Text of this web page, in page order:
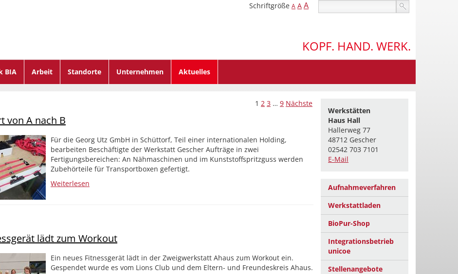
Schriftgröße A A A
KOPF. HAND. WERK.
BIA Arbeit Standorte Unternehmen Aktuelles
1 2 3 … 9 Nächste
von A nach B
Für die Georg Utz GmbH in Schüttorf, Teil einer internationalen Holding,
bearbeiten Beschäftigte der Werkstatt Gescher Aufträge in zwei
Fertigungsbereichen: An Nähmaschinen und im Kunststoffspritzguss werden
Zubehörteile für Transportboxen gefertigt.
Weiterlesen
lädt zum Workout
Ein neues Fitnessgerät lädt in der Zweigwerkstatt Ahaus zum Workout ein.
Gespendet wurde es vom Lions Club und dem Eltern- und Freundeskreis Ahaus.
Werkstätten
Haus Hall
Hallerweg 77
48712 Gescher
02542 703 7101
E-Mail
Aufnahmeverfahren
Werkstattladen
BioPur-Shop
Integrationsbetrieb
unicoe
Stellenangebote